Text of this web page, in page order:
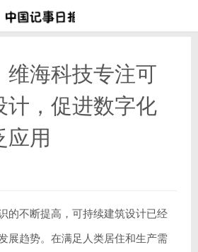
维海科技专注可
计，促进数字化
应用
的不断提高，可持续建筑设计已经
展趋势。在满足人类居住和生产需